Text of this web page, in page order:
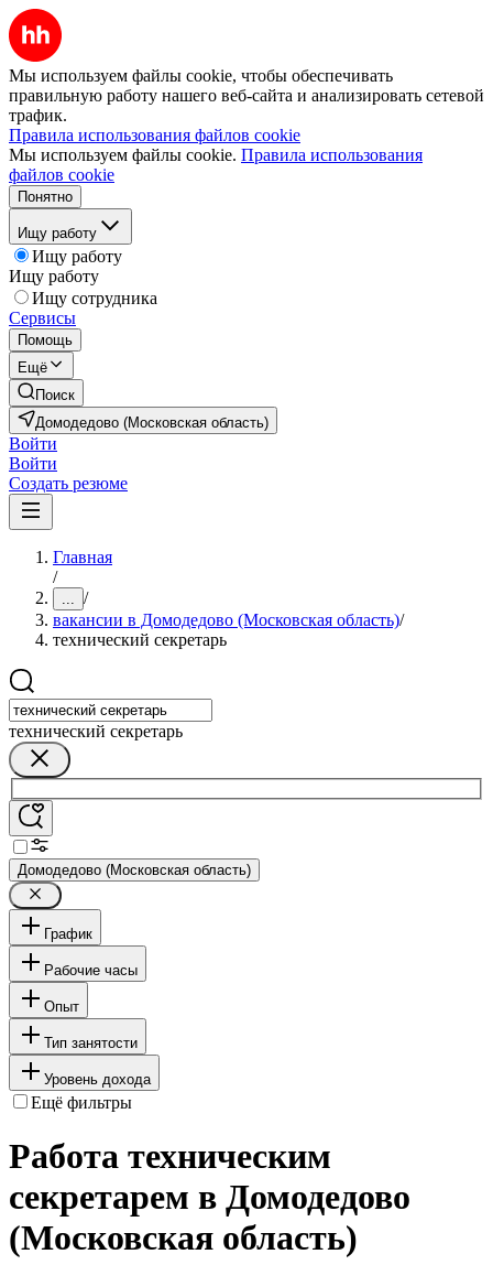
Мы используем файлы cookie, чтобы обеспечивать
правильную работу нашего веб-сайта и анализировать сетевой
трафик.
Правила использования файлов cookie
Мы используем файлы cookie. Правила использования
файлов cookie
Понятно
Ищу работу
Ищу работу
Ищу работу
Ищу сотрудника
Сервисы
Помощь
Ещё
Поиск
Домодедово (Московская область)
Войти
Войти
Создать резюме
Главная
/
... /
вакансии в Домодедово (Московская область)/
технический секретарь
технический секретарь
Домодедово (Московская область)
График
Рабочие часы
Опыт
Тип занятости
Уровень дохода
Ещё фильтры
Работа техническим
секретарем в Домодедово
(Московская область)